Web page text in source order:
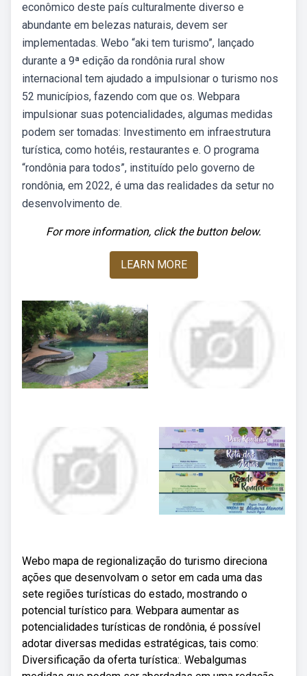
econômico deste país culturalmente diverso e
abundante em belezas naturais, devem ser
implementadas. Webo “aki tem turismo”, lançado
durante a 9ª edição da rondônia rural show
internacional tem ajudado a impulsionar o turismo nos
52 municípios, fazendo com que os. Webpara
impulsionar suas potencialidades, algumas medidas
podem ser tomadas: Investimento em infraestrutura
turística, como hotéis, restaurantes e. O programa
“rondônia para todos”, instituído pelo governo de
rondônia, em 2022, é uma das realidades da setur no
desenvolvimento de.
For more information, click the button below.
LEARN MORE
Webo mapa de regionalização do turismo direciona
ações que desenvolvam o setor em cada uma das
sete regiões turísticas do estado, mostrando o
potencial turístico para. Webpara aumentar as
potencialidades turísticas de rondônia, é possível
adotar diversas medidas estratégicas, tais como:
Diversificação da oferta turística:. Webalgumas